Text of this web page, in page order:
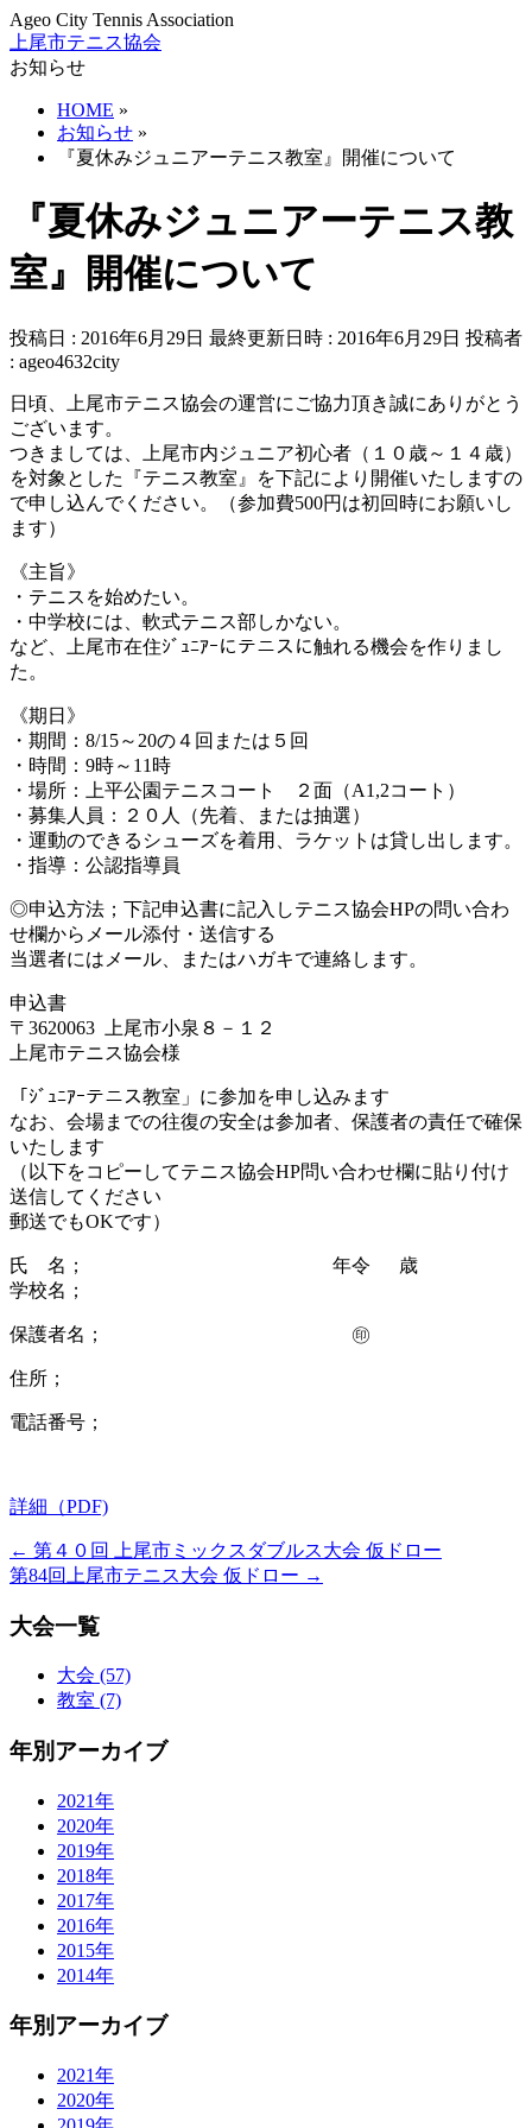
Ageo City Tennis Association
上尾市テニス協会
お知らせ
HOME »
お知らせ »
『夏休みジュニアーテニス教室』開催について
『夏休みジュニアーテニス教
室』開催について
投稿日 : 2016年6月29日 最終更新日時 : 2016年6月29日 投稿者
: ageo4632city
日頃、上尾市テニス協会の運営にご協力頂き誠にありがとう
ございます。
つきましては、上尾市内ジュニア初心者（１０歳～１４歳）
を対象とした『テニス教室』を下記により開催いたしますの
で申し込んでください。（参加費500円は初回時にお願いし
ます）
《主旨》
・テニスを始めたい。
・中学校には、軟式テニス部しかない。
など、上尾市在住ｼﾞｭﾆｱｰにテニスに触れる機会を作りまし
た。
《期日》
・期間：8/15～20の４回または５回
・時間：9時～11時
・場所：上平公園テニスコート ２面（A1,2コート）
・募集人員：２０人（先着、または抽選）
・運動のできるシューズを着用、ラケットは貸し出します。
・指導：公認指導員
◎申込方法；下記申込書に記入しテニス協会HPの問い合わ
せ欄からメール添付・送信する
当選者にはメール、またはハガキで連絡します。
申込書
〒3620063 上尾市小泉８－１２
上尾市テニス協会様
「ｼﾞｭﾆｱｰテニス教室」に参加を申し込みます
なお、会場までの往復の安全は参加者、保護者の責任で確保
いたします
（以下をコピーしてテニス協会HP問い合わせ欄に貼り付け
送信してください
郵送でもOKです）
氏 名； 年令 歳
学校名；
保護者名； ㊞
住所；
電話番号；
詳細（PDF)
← 第４０回 上尾市ミックスダブルス大会 仮ドロー
第84回上尾市テニス大会 仮ドロー →
大会一覧
大会 (57)
教室 (7)
年別アーカイブ
2021年
2020年
2019年
2018年
2017年
2016年
2015年
2014年
年別アーカイブ
2021年
2020年